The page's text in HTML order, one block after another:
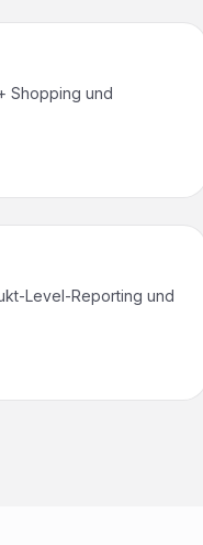
Shopping und
Level-Reporting und